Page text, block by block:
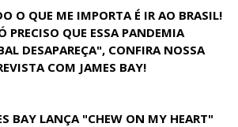
O QUE ME IMPORTA É IR AO BRASIL!
PRECISO QUE ESSA PANDEMIA
DESAPAREÇA", CONFIRA NOSSA
COM JAMES BAY!
BAY LANÇA "CHEW ON MY HEART"